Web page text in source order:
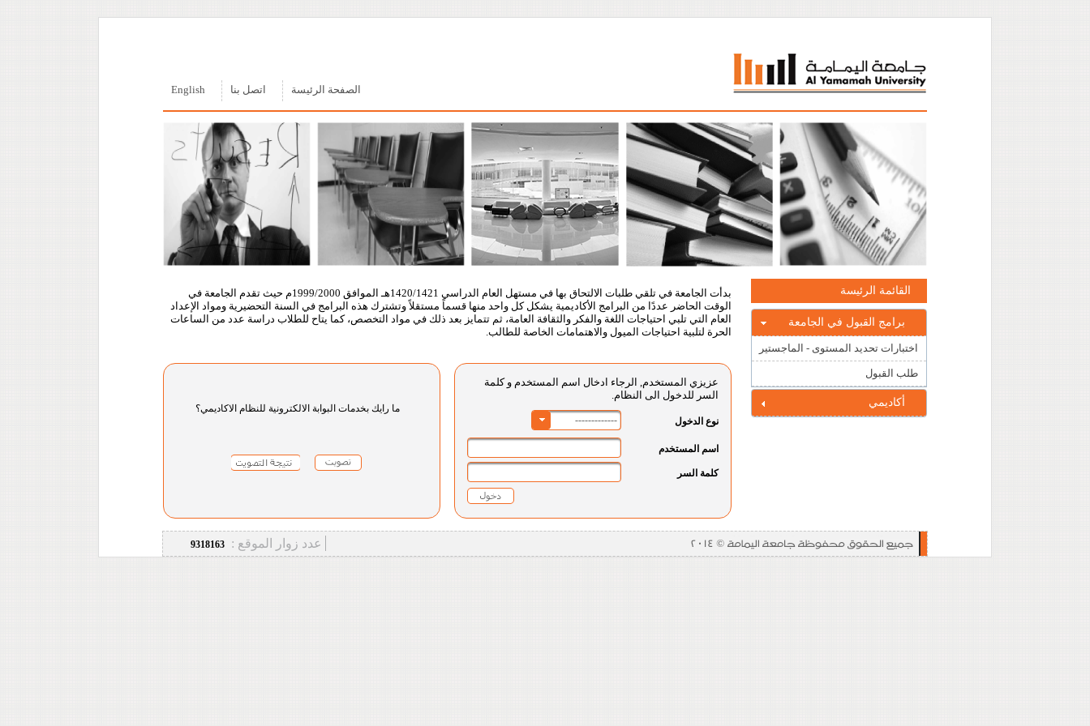
English اتصل بنا الصفحة الرئيسة
القائمة الرئيسة
برامج القبول في الجامعة
اختبارات تحديد المستوى - الماجستير
طلب القبول
أكاديمي
بدأت الجامعة في تلقي طلبات الالتحاق بها في مستهل العام الدراسي 1420/1421هـ الموافق 1999/2000م حيث تقدم الجامعة في
الوقت الحاضر عددًا من البرامج الأكاديمية يشكل كل واحد منها قسماً مستقلاً وتشترك هذه البرامج في السنة التحضيرية ومواد الإعداد
العام التي تلبي احتياجات اللغة والفكر والثقافة العامة، ثم تتمايز بعد ذلك في مواد التخصص، كما يتاح للطلاب دراسة عدد من الساعات
الحرة لتلبية احتياجات الميول والاهتمامات الخاصة للطالب.
عزيزي المستخدم, الرجاء ادخال اسم المستخدم و كلمة
السر للدخول الى النظام.
نوع الدخول -------------
اسم المستخدم
كلمة السر
ما رايك بخدمات البوابة الالكترونية للنظام الاكاديمي؟
عدد زوار الموقع : 9318163